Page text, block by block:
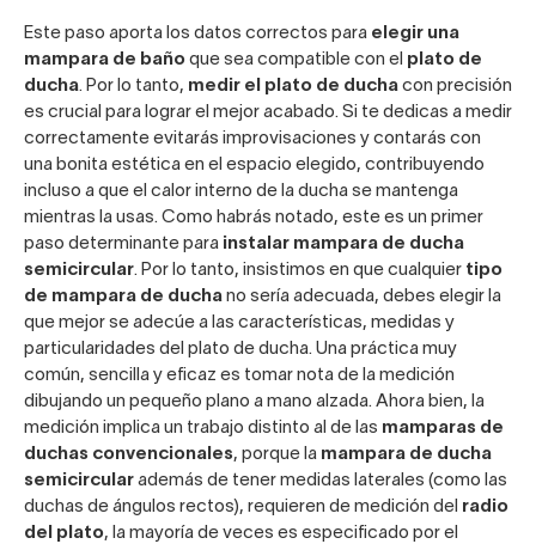
Este paso aporta los datos correctos para elegir una
mampara de baño que sea compatible con el plato de
ducha. Por lo tanto, medir el plato de ducha con precisión
es crucial para lograr el mejor acabado. Si te dedicas a medir
correctamente evitarás improvisaciones y contarás con
una bonita estética en el espacio elegido, contribuyendo
incluso a que el calor interno de la ducha se mantenga
mientras la usas. Como habrás notado, este es un primer
paso determinante para instalar mampara de ducha
semicircular. Por lo tanto, insistimos en que cualquier tipo
de mampara de ducha no sería adecuada, debes elegir la
que mejor se adecúe a las características, medidas y
particularidades del plato de ducha. Una práctica muy
común, sencilla y eficaz es tomar nota de la medición
dibujando un pequeño plano a mano alzada. Ahora bien, la
medición implica un trabajo distinto al de las mamparas de
duchas convencionales, porque la mampara de ducha
semicircular además de tener medidas laterales (como las
duchas de ángulos rectos), requieren de medición del radio
del plato, la mayoría de veces es especificado por el